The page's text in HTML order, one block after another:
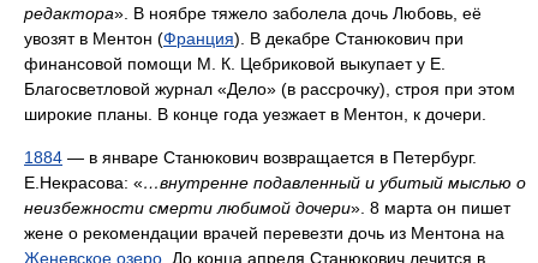
редактора». В ноябре тяжело заболела дочь Любовь, её
увозят в Ментон (Франция). В декабре Станюкович при
финансовой помощи М. К. Цебриковой выкупает у Е.
Благосветловой журнал «Дело» (в рассрочку), строя при этом
широкие планы. В конце года уезжает в Ментон, к дочери.
1884 — в январе Станюкович возвращается в Петербург.
Е.Некрасова: «…внутренне подавленный и убитый мыслью о
неизбежности смерти любимой дочери». 8 марта он пишет
жене о рекомендации врачей перевезти дочь из Ментона на
Женевское озеро . До конца апреля Станюкович лечится в